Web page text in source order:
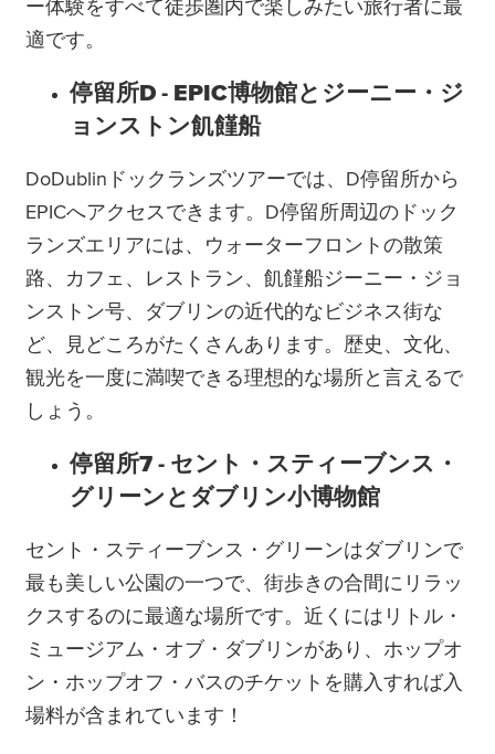
ー体験をすべて徒歩圏内で楽しみたい旅行者に最
適です。
停留所D - EPIC博物館とジーニー・ジ
ョンストン飢饉船
DoDublinドックランズツアーでは、D停留所から
EPICへアクセスできます。D停留所周辺のドック
ランズエリアには、ウォーターフロントの散策
路、カフェ、レストラン、飢饉船ジーニー・ジョ
ンストン号、ダブリンの近代的なビジネス街な
ど、見どころがたくさんあります。歴史、文化、
観光を一度に満喫できる理想的な場所と言えるで
しょう。
停留所7 - セント・スティーブンス・
グリーンとダブリン小博物館
セント・スティーブンス・グリーンはダブリンで
最も美しい公園の一つで、街歩きの合間にリラッ
クスするのに最適な場所です。近くにはリトル・
ミュージアム・オブ・ダブリンがあり、ホップオ
ン・ホップオフ・バスのチケットを購入すれば入
場料が含まれています！